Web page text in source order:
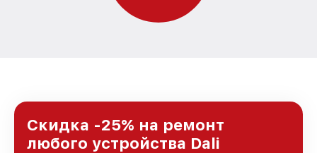
Скидка -25% на ремонт
любого устройства Dali